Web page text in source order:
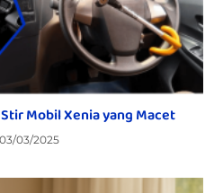
Mobil Xenia yang Macet
03/03/2025